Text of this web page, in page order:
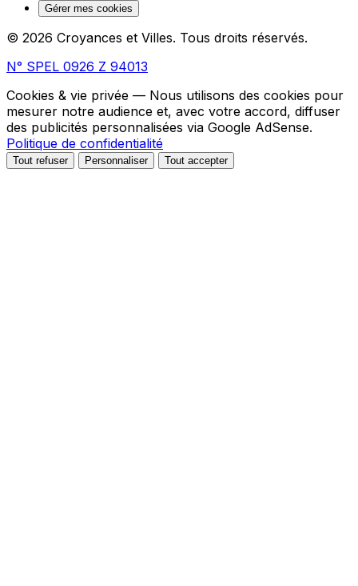
Gérer mes cookies
© 2026 Croyances et Villes. Tous droits réservés.
N° SPEL 0926 Z 94013
Cookies & vie privée — Nous utilisons des cookies pour
mesurer notre audience et, avec votre accord, diffuser
des publicités personnalisées via Google AdSense.
Politique de confidentialité
Tout refuser Personnaliser Tout accepter